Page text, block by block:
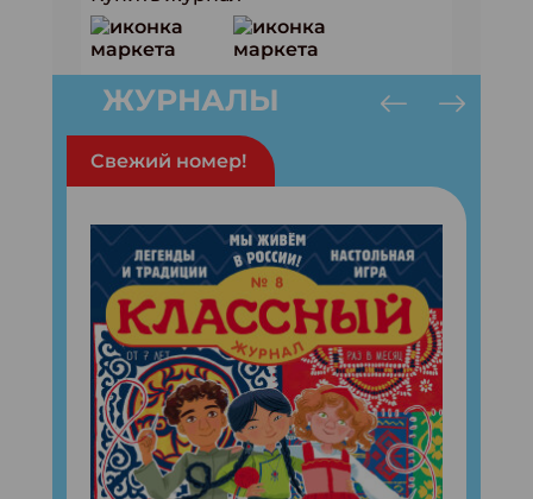
ЖУРНАЛЫ
Свежий номер!